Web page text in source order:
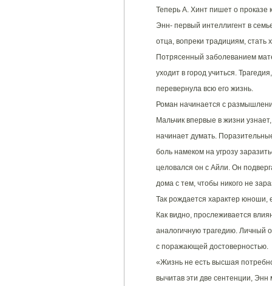
Теперь А. Хинт пишет о проказе
Энн- первый интеллигент в
отца, вопреки традициям,
Потрясенный заболеванием
уходит в город учиться.
перевернула всю его жизнь.
Роман начинается с
Мальчик впервые в жизни
начинает думать.
боль намеком на угрозу
целовался он с Айли. Он
дома с тем, чтобы никого не
Так рождается характер юноши,
Как видно, прослеживается
аналогичную трагедию. Личный
с поражающей достоверностью.
«Жизнь не есть высшая
вычитав эти две сентенции, Энн